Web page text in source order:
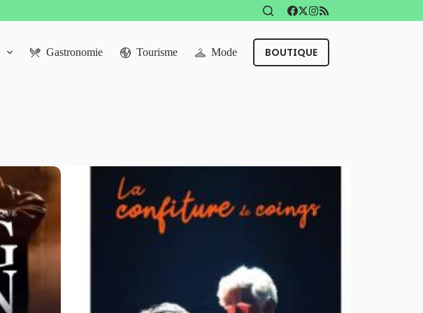
Gastronomie Tourisme Mode BOUTIQUE